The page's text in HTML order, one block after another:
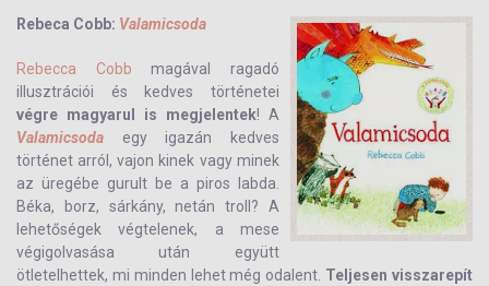
Rebeca Cobb: Valamicsoda
Rebecca Cobb magával ragadó
illusztrációi és kedves történetei
végre magyarul is megjelentek! A
Valamicsoda egy igazán kedves
történet arról, vajon kinek vagy minek
az üregébe gurult be a piros labda.
Béka, borz, sárkány, netán troll? A
lehetőségek végtelenek, a mese
végigolvasása után együtt
ötletelhettek, mi minden lehet még odalent. Teljesen visszarepít